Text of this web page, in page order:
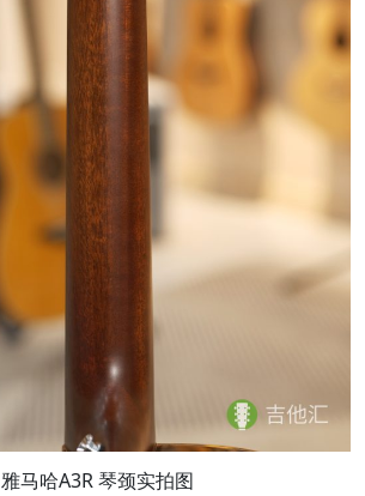
雅马哈A3R 琴颈实拍图